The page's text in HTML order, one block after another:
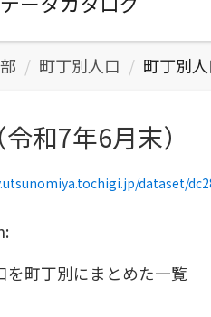
町丁別人口 町丁別人
和7年6月末）
dataset/dc285f8e-
を町丁別にまとめた一覧